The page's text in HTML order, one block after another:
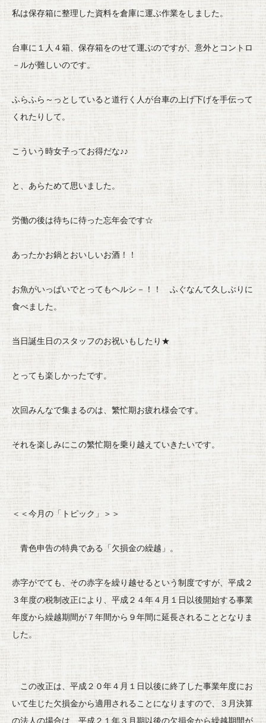
私は保存箱に整理した資料を倉庫に運ぶ作業をしました。
台車に１人４箱、保存箱をのせて運ぶのですが、意外とコントロ
－ ルが難しいのです。
ふらふら～ っとしていると道行く人が台車の上げ下げを手伝って
くれたりして。
こういう時女子ってお得だな♪♪
と、あらためて思いました。
労働の後は待ちに待った忘年会です☆
あったかお鍋とおいしいお酒！！
お魚がいっぱいでとってもヘルシ－！！ ふぐなんて久しぶりに
食べました。
当日誕生日のスタッフのお祝いもしたり★
とっても楽しかったです。
次回みんなで集まるのは、繁忙期お疲れ様会です。
それを楽しみにこの繁忙期を乗り越えていきたいです。
＜＜今月の「トピック」＞＞
青色申告の特典である「欠損金の繰越」。
赤字がでても、その赤字を繰り越せるという制度ですが、平成２
３年度の税制改正により、 平成２４年４月１日以後開始する事業
年度から繰越期間が７年間から９年間に延長されることとなりま
した。
この改正は、 平成２０年４月１日以後に終了した事業年度にお
いて生じた欠損金から適用されることになりますので、 ３月決算
の法人の場合は、 平成２１年３月期以後の欠損金から繰越期間が